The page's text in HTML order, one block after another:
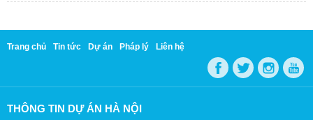
Trang chủ Tin tức Dự án Pháp lý Liên hệ
THÔNG TIN DỰ ÁN HÀ NỘI